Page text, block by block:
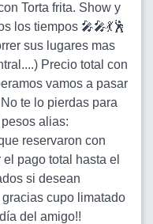
Torta frita. Show y
los tiempos 🎤🎤💃🕺
sus lugares mas
Precio total con
vamos a pasar
te lo pierdas para
alias:
reservaron con
pago total hasta el
si desean
cupo limatado
del amigo!!